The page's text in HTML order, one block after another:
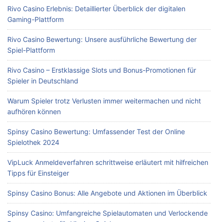
Rivo Casino Erlebnis: Detaillierter Überblick der digitalen
Gaming-Plattform
Rivo Casino Bewertung: Unsere ausführliche Bewertung der
Spiel-Plattform
Rivo Casino – Erstklassige Slots und Bonus-Promotionen für
Spieler in Deutschland
Warum Spieler trotz Verlusten immer weitermachen und nicht
aufhören können
Spinsy Casino Bewertung: Umfassender Test der Online
Spielothek 2024
VipLuck Anmeldeverfahren schrittweise erläutert mit hilfreichen
Tipps für Einsteiger
Spinsy Casino Bonus: Alle Angebote und Aktionen im Überblick
Spinsy Casino: Umfangreiche Spielautomaten und Verlockende